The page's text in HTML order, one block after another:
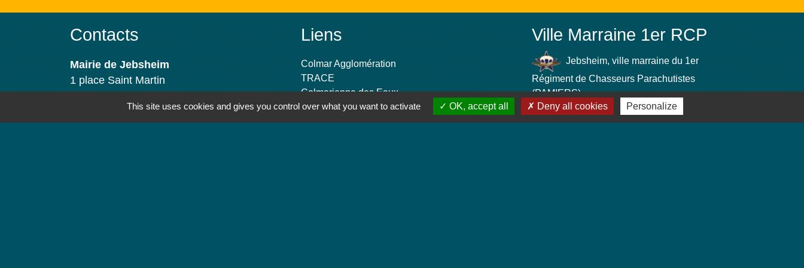
Contacts
Mairie de Jebsheim
1 place Saint Martin
+33 3 89 71 61 40
Liens
Colmar Agglomération
TRACE
Colmarienne des Eaux
Portail du Service public
Cadastre
Ville Marraine 1er RCP
Jebsheim, ville marraine du 1er
Régiment de Chasseurs Parachutistes
(PAMIERS)
This site uses cookies and gives you control over what you want to activate
OK, accept all Deny all cookies Personalize